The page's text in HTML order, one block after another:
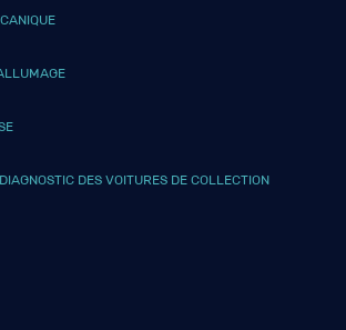
DES VOITURES DE COLLECTION